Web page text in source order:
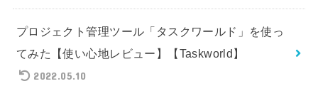
プロジェクト管理ツール「タスクワールド」を使っ
てみた【使い心地レビュー】【Taskworld】
2022.05.10